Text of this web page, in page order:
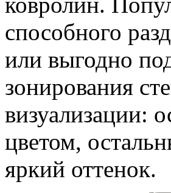
способного
или выгодно
зонирования
визуализации:
цветом,
яркий оттенок.